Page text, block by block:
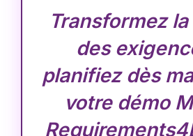
Transformez
des
planifiez dès
votre démo